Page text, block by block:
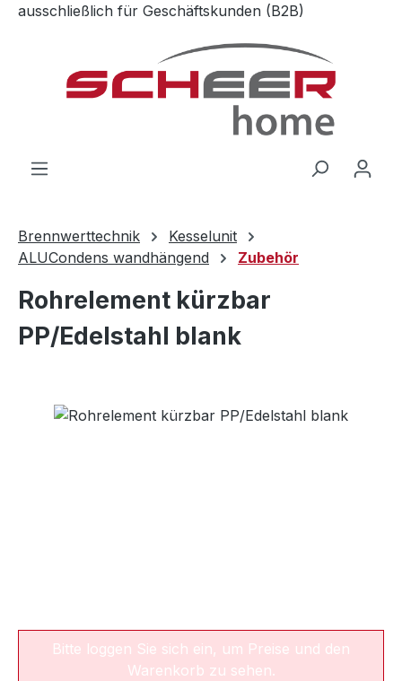
Zum Hauptinhalt springen
ausschließlich für Geschäftskunden (B2B)
Brennwerttechnik
Kesselunit
ALUCondens wandhängend
Zubehör
Rohrelement kürzbar
PP/Edelstahl blank
Bildergalerie überspringen
Bitte loggen Sie sich ein, um Preise und den
Warenkorb zu sehen.